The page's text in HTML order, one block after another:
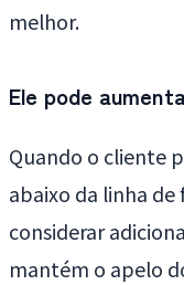
melhor.
Ele pode
Quando o cliente
abaixo da linha
considerar
mantém o apelo